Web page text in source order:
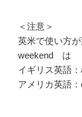
＜注意＞
英米で使い方が
weekend は
イギリス英語
アメリカ英語